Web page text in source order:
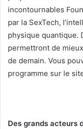
incontournables
par la SexTech,
physique quantique.
permettront de
de demain. Vous
programme sur le
Des grands acteurs